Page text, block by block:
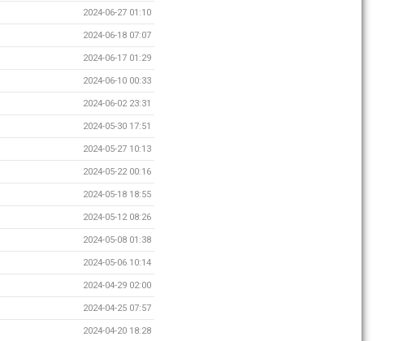
2024-06-27 01:10
2024-06-18 07:07
2024-06-17 01:29
2024-06-10 00:33
2024-06-02 23:31
2024-05-30 17:51
2024-05-27 10:13
2024-05-22 00:16
2024-05-18 18:55
2024-05-12 08:26
2024-05-08 01:38
2024-05-06 10:14
2024-04-29 02:00
2024-04-25 07:57
2024-04-20 18:28